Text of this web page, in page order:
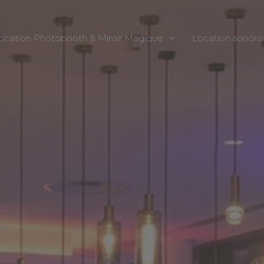
Photobooth & Miroir Magique Location